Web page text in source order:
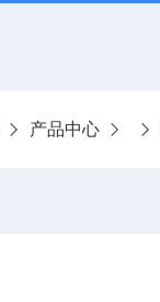
产品中心